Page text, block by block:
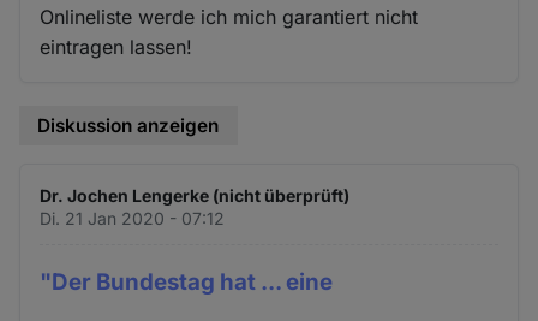
Onlineliste werde ich mich garantiert nicht
eintragen lassen!
Diskussion anzeigen
Dr. Jochen Lengerke (nicht überprüft)
Di. 21 Jan 2020 - 07:12
"Der Bundestag hat ... eine